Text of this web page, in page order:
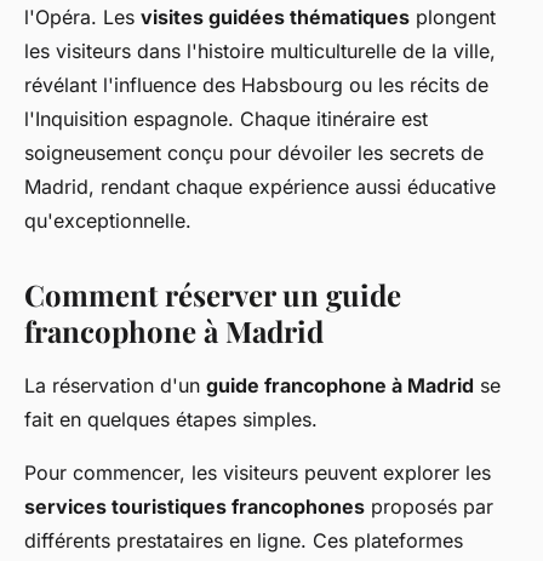
l'Opéra. Les visites guidées thématiques plongent
les visiteurs dans l'histoire multiculturelle de la ville,
révélant l'influence des Habsbourg ou les récits de
l'Inquisition espagnole. Chaque itinéraire est
soigneusement conçu pour dévoiler les secrets de
Madrid, rendant chaque expérience aussi éducative
qu'exceptionnelle.
Comment réserver un guide
francophone à Madrid
La réservation d'un guide francophone à Madrid se
fait en quelques étapes simples.
Pour commencer, les visiteurs peuvent explorer les
services touristiques francophones proposés par
différents prestataires en ligne. Ces plateformes